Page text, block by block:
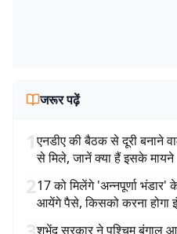
जरूर पढ़ें
1एनडीए की बैठक से दूरी बनाने
से मिले, जानें क्या हैं इसके मायने
217 को मिलेंगे 'अन्नपूर्णा
आयेंगे पैसे, किसको करना होगा
शुभेंदु सरकार ने पश्चिम बंगाल